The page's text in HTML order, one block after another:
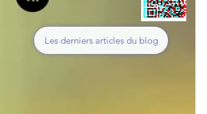
Les derniers articles du blog